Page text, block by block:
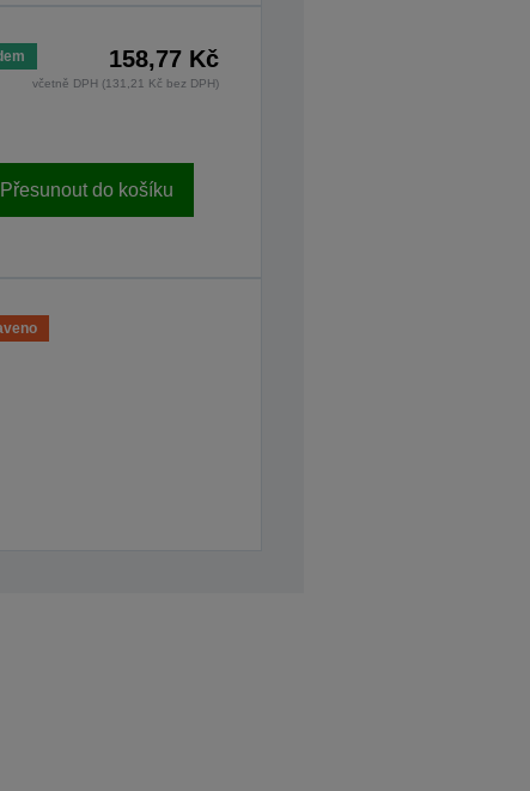
158,77 Kč
včetně DPH (131,21 Kč bez DPH)
Přesunout do košíku